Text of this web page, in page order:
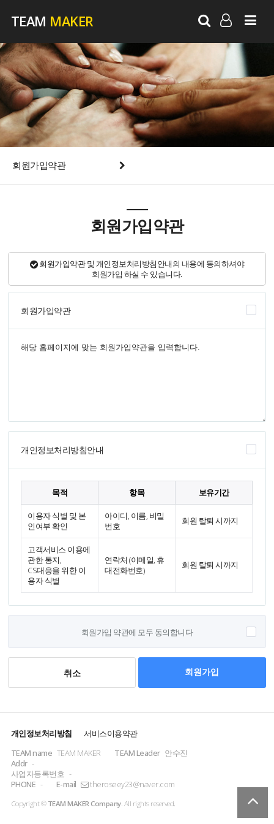
TEAM MAKER
LOG IN
SIGN UP
회원가입약관
회원가입약관
회원가입약관 및 개인정보처리방침안내의 내용에 동의하셔야
회원가입 하실 수 있습니다.
회원가입약관
개인정보처리방침안내
목적 항목 보유기간
이용자 식별 및 본
인여부 확인
아이디, 이름, 비밀
번호
회원 탈퇴 시까지
고객서비스 이용에
관한 통지,
CS대응을 위한 이
용자 식별
연락처 (이메일, 휴
대전화번호)
회원 탈퇴 시까지
회원가입 약관에 모두 동의합니다
취소 회원가입
개인정보처리방침
서비스이용약관
TEAM name TEAM MAKER TEAM Leader 안수진
Addr -
사업자등록번호 -
PHONE - E-mail theroseey23@naver.com
Copyright © TEAM MAKER Company. All rights reserved